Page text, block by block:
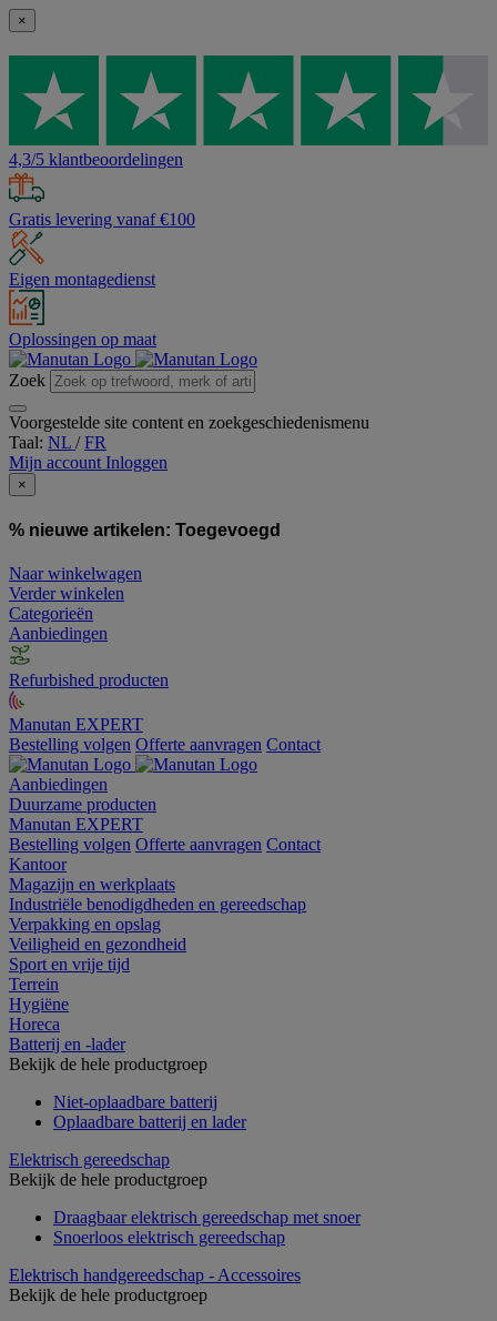
×
4,3/5 klantbeoordelingen
Gratis levering vanaf €100
Eigen montagedienst
Oplossingen op maat
Zoek
Voorgestelde site content en zoekgeschiedenismenu
Taal: NL /FR
Mijn account Inloggen
×
% nieuwe artikelen: Toegevoegd
Naar winkelwagen
Verder winkelen
Categorieën
Aanbiedingen
Refurbished producten
Manutan EXPERT
Bestelling volgen Offerte aanvragen Contact
Aanbiedingen
Duurzame producten
Manutan EXPERT
Bestelling volgen Offerte aanvragen Contact
Kantoor
Magazijn en werkplaats
Industriële benodigdheden en gereedschap
Verpakking en opslag
Veiligheid en gezondheid
Sport en vrije tijd
Terrein
Hygiëne
Horeca
Batterij en -lader
Bekijk de hele productgroep
Niet-oplaadbare batterij
Oplaadbare batterij en lader
Elektrisch gereedschap
Bekijk de hele productgroep
Draagbaar elektrisch gereedschap met snoer
Snoerloos elektrisch gereedschap
Elektrisch handgereedschap - Accessoires
Bekijk de hele productgroep